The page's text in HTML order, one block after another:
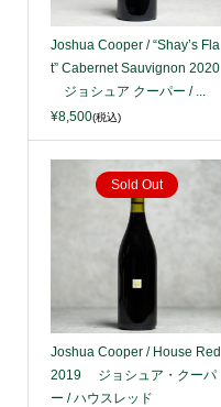
Joshua Cooper / “Shay’s Fla
t” Cabernet Sauvignon 2020
ジョシュア クーパー / ...
¥8,500(税込)
Sold Out
Joshua Cooper / House Red
2019 ジョシュア・クーパ
ー / ハウスレッド